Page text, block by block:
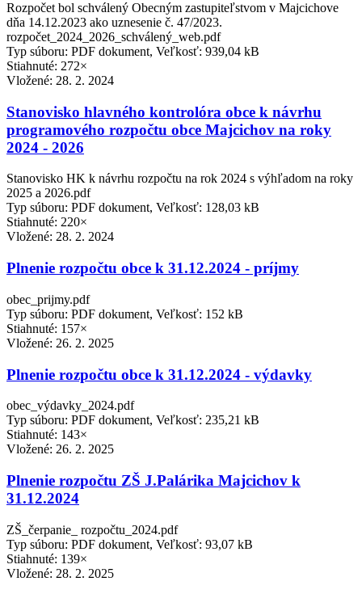
Rozpočet bol schválený Obecným zastupiteľstvom v Majcichove
dňa 14.12.2023 ako uznesenie č. 47/2023.
rozpočet_2024_2026_schválený_web.pdf
Typ súboru: PDF dokument, Veľkosť: 939,04 kB
Stiahnuté: 272×
Vložené: 28. 2. 2024
Stanovisko hlavného kontrolóra obce k návrhu
programového rozpočtu obce Majcichov na roky
2024 - 2026
Stanovisko HK k návrhu rozpočtu na rok 2024 s výhľadom na roky
2025 a 2026.pdf
Typ súboru: PDF dokument, Veľkosť: 128,03 kB
Stiahnuté: 220×
Vložené: 28. 2. 2024
Plnenie rozpočtu obce k 31.12.2024 - príjmy
obec_prijmy.pdf
Typ súboru: PDF dokument, Veľkosť: 152 kB
Stiahnuté: 157×
Vložené: 26. 2. 2025
Plnenie rozpočtu obce k 31.12.2024 - výdavky
obec_výdavky_2024.pdf
Typ súboru: PDF dokument, Veľkosť: 235,21 kB
Stiahnuté: 143×
Vložené: 26. 2. 2025
Plnenie rozpočtu ZŠ J.Palárika Majcichov k
31.12.2024
ZŠ_čerpanie_ rozpočtu_2024.pdf
Typ súboru: PDF dokument, Veľkosť: 93,07 kB
Stiahnuté: 139×
Vložené: 28. 2. 2025